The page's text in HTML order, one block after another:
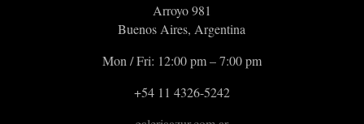
Arroyo 981
Buenos Aires, Argentina
Mon / Fri: 12:00 pm – 7:00 pm
+54 11 4326-5242